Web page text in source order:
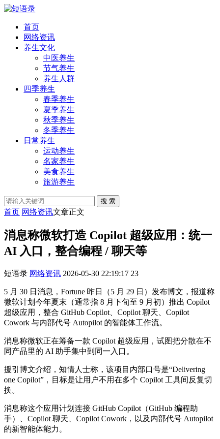
首页
网络资讯
养生文化
中医养生
节气养生
养生人群
四季养生
春季养生
夏季养生
秋季养生
冬季养生
日常养生
运动养生
名家养生
美食养生
旅游养生
搜 索
首页 网络资讯文章正文
消息称微软打造 Copilot 超级应用：统一
AI 入口，整合编程 / 聊天等
短语录 网络资讯 2026-05-30 22:19:17 23
5 月 30 日消息，Fortune 昨日（5 月 29 日）发布博文，报道称
微软计划今年夏末（通常指 8 月下旬至 9 月初）推出 Copilot
超级应用，整合 GitHub Copilot、Copilot 聊天、Copilot
Cowork 与内部代号 Autopilot 的智能体工作流。
消息称微软正在筹备一款 Copilot 超级应用，试图把分散在不
同产品里的 AI 助手集中到同一入口。
援引博文介绍，知情人士称，该项目内部口号是“Delivering
one Copilot”，目标是让用户不用在多个 Copilot 工具间反复切
换。
消息称这个应用计划连接 GitHub Copilot（GitHub 编程助
手）、Copilot 聊天、Copilot Cowork，以及内部代号 Autopilot
的新智能体能力。